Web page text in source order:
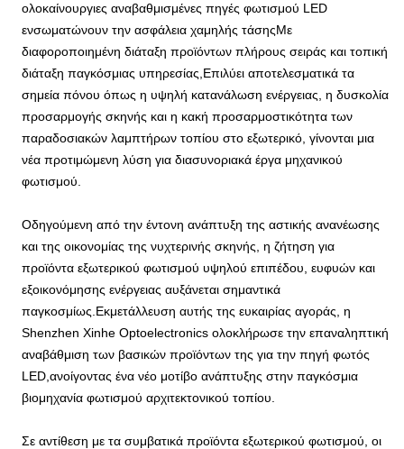
ολοκαίνουργιες αναβαθμισμένες πηγές φωτισμού LED
ενσωματώνουν την ασφάλεια χαμηλής τάσηςΜε
διαφοροποιημένη διάταξη προϊόντων πλήρους σειράς και τοπική
διάταξη παγκόσμιας υπηρεσίας,Επιλύει αποτελεσματικά τα
σημεία πόνου όπως η υψηλή κατανάλωση ενέργειας, η δυσκολία
προσαρμογής σκηνής και η κακή προσαρμοστικότητα των
παραδοσιακών λαμπτήρων τοπίου στο εξωτερικό, γίνονται μια
νέα προτιμώμενη λύση για διασυνοριακά έργα μηχανικού
φωτισμού.
Οδηγούμενη από την έντονη ανάπτυξη της αστικής ανανέωσης
και της οικονομίας της νυχτερινής σκηνής, η ζήτηση για
προϊόντα εξωτερικού φωτισμού υψηλού επιπέδου, ευφυών και
εξοικονόμησης ενέργειας αυξάνεται σημαντικά
παγκοσμίως.Εκμετάλλευση αυτής της ευκαιρίας αγοράς, η
Shenzhen Xinhe Optoelectronics ολοκλήρωσε την επαναληπτική
αναβάθμιση των βασικών προϊόντων της για την πηγή φωτός
LED,ανοίγοντας ένα νέο μοτίβο ανάπτυξης στην παγκόσμια
βιομηχανία φωτισμού αρχιτεκτονικού τοπίου.
Σε αντίθεση με τα συμβατικά προϊόντα εξωτερικού φωτισμού, οι